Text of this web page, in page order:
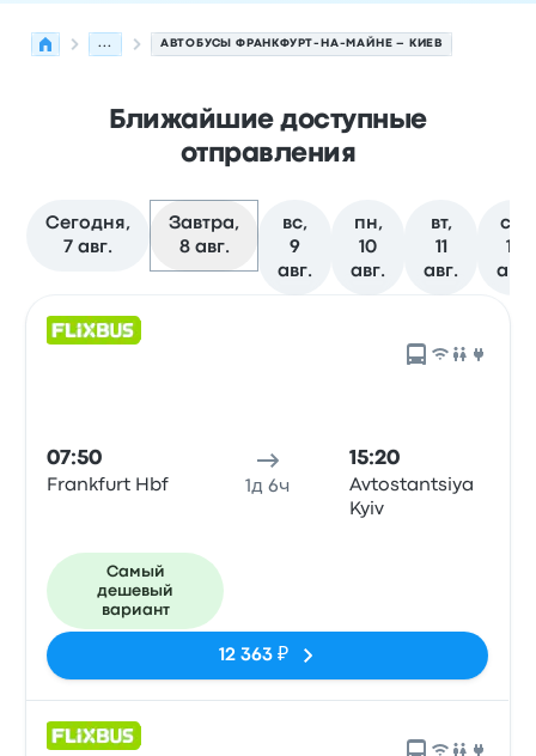
... АВТОБУСЫ ФРАНКФУРТ-НА-МАЙНЕ – КИЕВ
Ближайшие доступные
отправления
Сегодня,
7 авг.
Завтра,
8 авг.
вс,
9
авг.
пн,
10
авг.
вт,
11
авг.
ср,
12
авг.
07:50
Frankfurt Hbf 1д 6ч
15:20
Avtostantsiya
Kyiv
Самый
дешевый
вариант
12 363 ₽